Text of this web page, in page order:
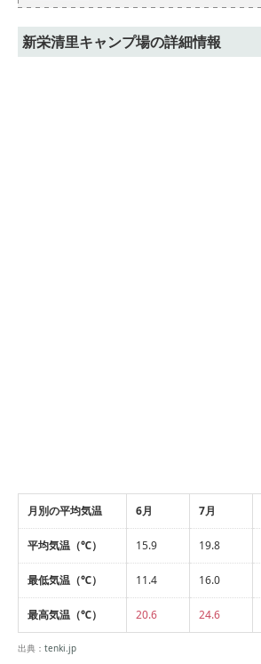
新栄清里キャンプ場の詳細情報
月別の平均気温 6月 7月
平均気温（℃） 15.9 19.8
最低気温（℃） 11.4 16.0
最高気温（℃） 20.6 24.6
出典： tenki.jp